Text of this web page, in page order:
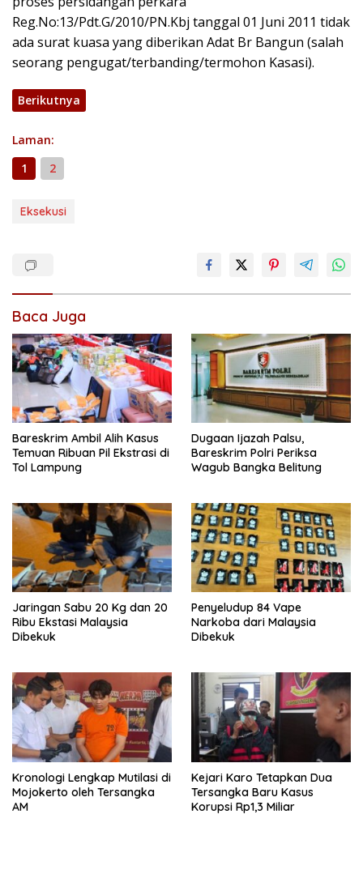
Reg.No:13/Pdt.G/2010/PN.Kbj tanggal 01 Juni 2011 tidak
ada surat kuasa yang diberikan Adat Br Bangun (salah
seorang pengugat/terbanding/termohon Kasasi).
Berikutnya
Laman:
1
2
Eksekusi
Baca Juga
Bareskrim Ambil Alih Kasus
Temuan Ribuan Pil Ekstrasi di
Tol Lampung
Dugaan Ijazah Palsu,
Bareskrim Polri Periksa
Wagub Bangka Belitung
Jaringan Sabu 20 Kg dan 20
Ribu Ekstasi Malaysia
Dibekuk
Penyeludup 84 Vape
Narkoba dari Malaysia
Dibekuk
Kronologi Lengkap Mutilasi di
Mojokerto oleh Tersangka
AM
Kejari Karo Tetapkan Dua
Tersangka Baru Kasus
Korupsi Rp1,3 Miliar